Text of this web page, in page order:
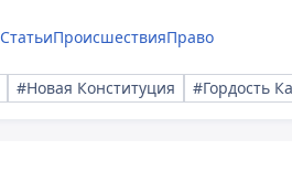
СтатьиПроисшествияПраво
#Новая Конституция #Гордость